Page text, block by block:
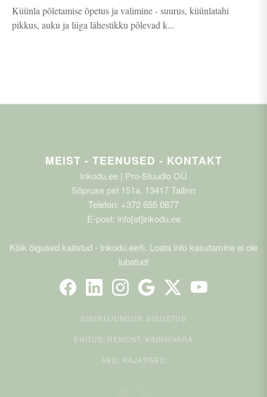
Küünla põletamise õpetus ja valimine - suurus, küünlatahi
pikkus, auku ja liiga lähestikku põlevad k...
MEIST - TEENUSED - KONTAKT
Inkodu.ee | Pro-Stuudio OÜ
Sõpruse pst 151a, 13417 Tallinn
Telefon: +372 655 0877
E-post: info[at]inkodu.ee
Kõik õigused kaitstud - Inkodu.ee®. Loata info kasutamine ei ole
lubatud!
SISEKUJUNDUS, SISUSTUS
EHITUS, REMONT, KINNISVARA
AED, RAJATISED